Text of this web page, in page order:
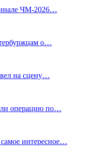
ЧМ-2026…
о…
на сцену…
операцию по…
интересное…